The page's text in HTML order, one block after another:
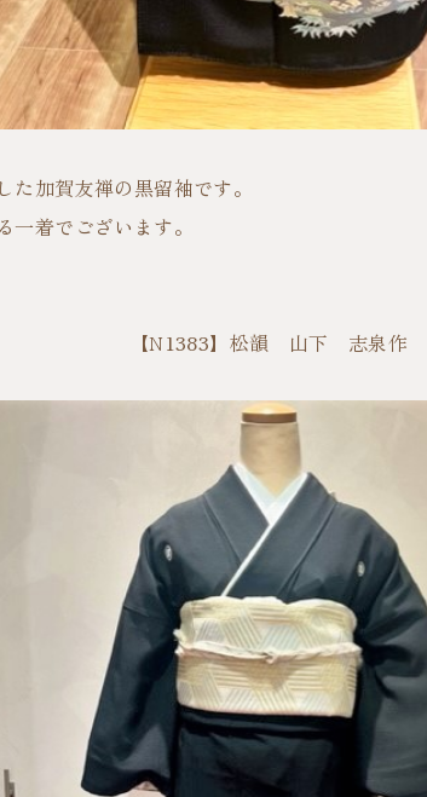
加賀友禅の黒留袖です。
着でございます。
【N1383】松韻 山下 志泉作